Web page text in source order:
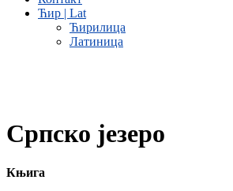
Ћир | Lat
Ћирилица
Латиница
Српско језеро
Књига